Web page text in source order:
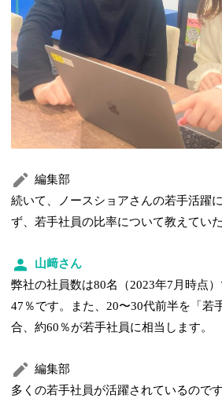
編集部
続いて、ノースショアさんの若手活躍
ず、若手社員の比率について教えてい
山﨑さん
弊社の社員数は80名（2023年7月時点
47％です。また、20〜30代前半を「若
合、約60％が若手社員に相当します。
編集部
多くの若手社員が活躍されているので